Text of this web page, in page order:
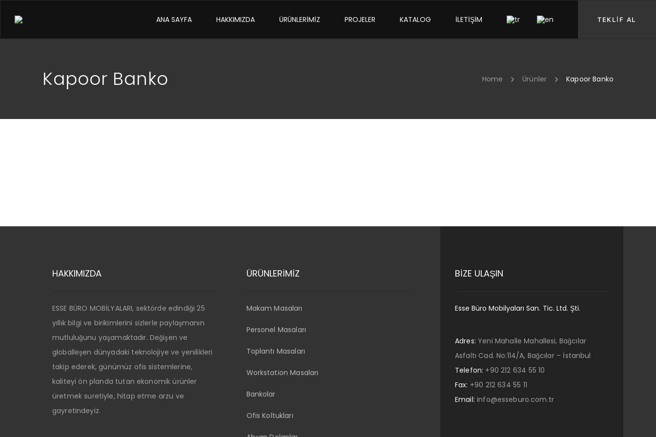
ANA SAYFA HAKKIMIZDA ÜRÜNLERİMİZ PROJELER KATALOG İLETİŞİM TEKLİF AL
Kapoor Banko Home Ürünler Kapoor Banko
HAKKIMIZDA
ESSE BÜRO MOBİLYALARI, sektörde edindiği 25
yıllık bilgi ve birikimlerini sizlerle paylaşmanın
mutluluğunu yaşamaktadır. Değişen ve
globalleşen dünyadaki teknolojiye ve yenilikleri
takip ederek, günümüz ofis sistemlerine,
kaliteyi ön planda tutan ekonomik ürünler
üretmek suretiyle, hitap etme arzu ve
gayretindeyiz.
ÜRÜNLERİMİZ
Makam Masaları
Personel Masaları
Toplantı Masaları
Workstation Masaları
Bankolar
Ofis Koltukları
BİZE ULAŞIN
Esse Büro Mobilyaları San. Tic. Ltd. Şti.
Adres: Yeni Mahalle Mahallesi, Bağcılar
Asfaltı Cad. No:114/A, Bağcılar – İstanbul
Telefon: +90 212 634 55 10
Fax: +90 212 634 55 11
Email:info@esseburo.com.tr